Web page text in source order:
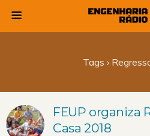
Tags ›
FEUP organiza
Casa 2018